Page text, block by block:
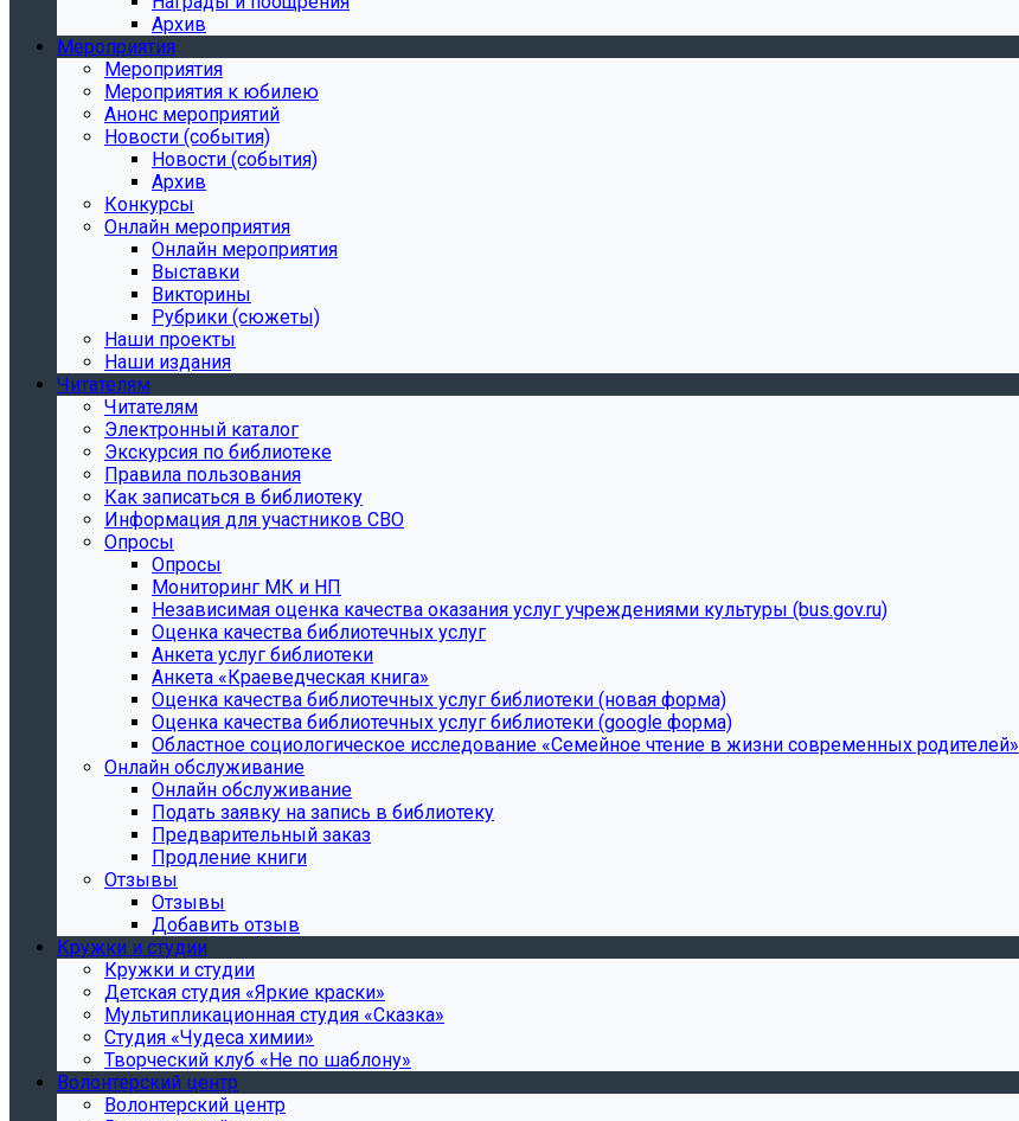
Архив
Мероприятия
Мероприятия
Мероприятия к юбилею
Анонс мероприятий
Новости (события)
Новости (события)
Архив
Конкурсы
Онлайн мероприятия
Онлайн мероприятия
Выставки
Викторины
Рубрики (сюжеты)
Наши проекты
Наши издания
Читателям
Читателям
Электронный каталог
Экскурсия по библиотеке
Правила пользования
Как записаться в библиотеку
Информация для участников СВО
Опросы
Опросы
Мониторинг МК и НП
Независимая оценка качества оказания услуг учреждениями культуры (bus.gov.ru)
Оценка качества библиотечных услуг
Анкета услуг библиотеки
Анкета «Краеведческая книга»
Oценка качества библиотечных услуг библиотеки (новая форма)
Oценка качества библиотечных услуг библиотеки (google форма)
Областное социологическое исследование «Семейное чтение в жизни современных родителей»
Онлайн обслуживание
Онлайн обслуживание
Подать заявку на запись в библиотеку
Предварительный заказ
Продление книги
Отзывы
Отзывы
Добавить отзыв
Кружки и студии
Кружки и студии
Детская студия «Яркие краски»
Мультипликационная студия «Сказка»
Студия «Чудеса химии»
Творческий клуб «Не по шаблону»
Волонтерский центр
Волонтерский центр